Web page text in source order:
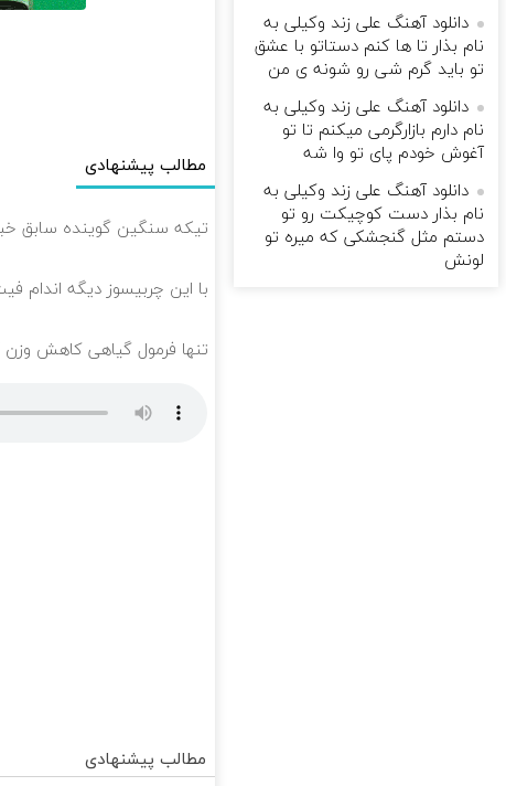
مطالب پیشنهادی
تیکه سنگین گوینده سابق
با این چربیسوز دیگه
تنها فرمول گیاهی کاهش
مطالب پیشنهادی
دانلود آهنگ علی زند وکیلی به
نام بذار تا ها كنم دستاتو با عشق
تو باید گرم شی رو شونه ى من
دانلود آهنگ علی زند وکیلی به
نام دارم بازارگرمی میكنم تا تو
آغوش خودم پای تو وا شه
دانلود آهنگ علی زند وکیلی به
نام بذار دست كوچیكت رو تو
دستم مثل گنجشكی كه میره تو
لونش